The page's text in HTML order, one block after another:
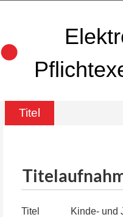
Titel
Titel
Kinde- und